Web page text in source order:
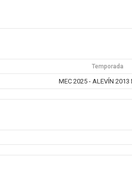
Temporada
MEC 2025 - ALEVÍN 2013